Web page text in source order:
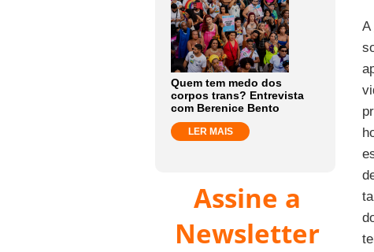
Quem tem medo dos
corpos trans? Entrevista
com Berenice Bento
LER MAIS
Assine a
Newsletter
A